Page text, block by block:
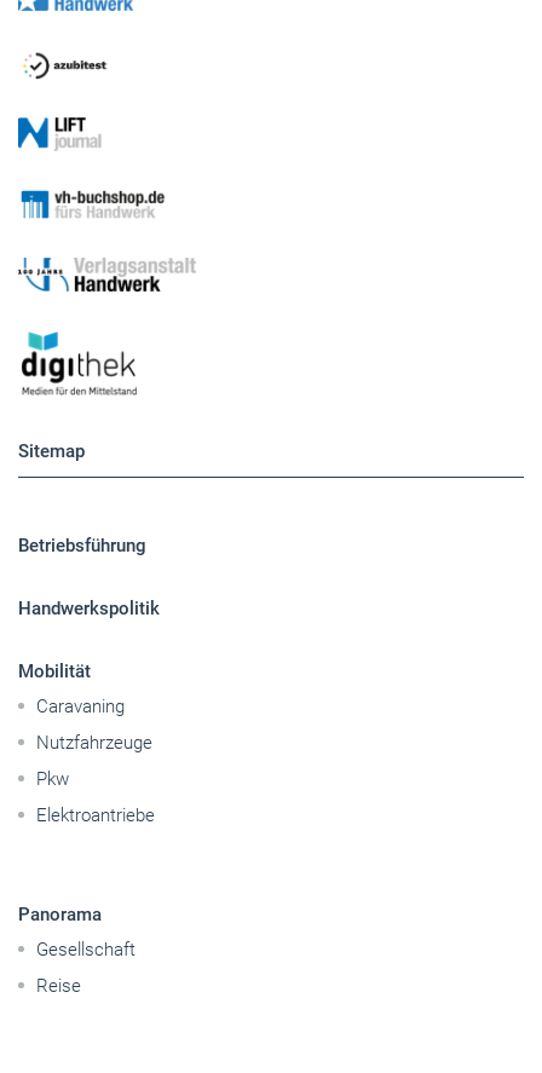
Sitemap
Betriebsführung
Handwerkspolitik
Mobilität
Caravaning
Nutzfahrzeuge
Pkw
Elektroantriebe
Panorama
Gesellschaft
Reise